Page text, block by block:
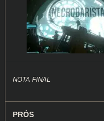
NOTA FINAL
PRÓS